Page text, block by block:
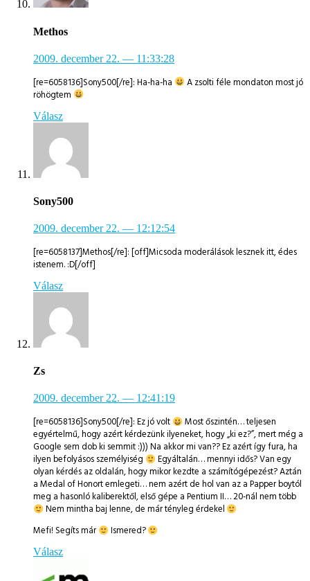
Methos
2009. december 22. — 11:33:28
[re=6058136]Sony500[/re]: Ha-ha-ha
A zsolti féle mondaton most jó
röhögtem
Válasz
Sony500
2009. december 22. — 12:12:54
[re=6058137]Methos[/re]: [off]Micsoda moderálások lesznek itt, édes
istenem. :D[/off]
Válasz
Zs
2009. december 22. — 12:41:19
[re=6058136]Sony500[/re]: Ez jó volt
Most őszintén… teljesen
egyértelmű, hogy azért kérdezünk ilyeneket, hogy „ki ez?”, mert még a
Google sem dob ki semmit :))) Na akkor mi van?? Ez azért így fura, ha
ilyen befolyásos személyiség
Egyáltalán… mennyi idős? Van egy
olyan kérdés az oldalán, hogy mikor kezdte a számítógépezést? Aztán
a Medal of Honort emlegeti… nem azért de hol van az a Papper boytól
meg a hasonló kaliberektől, első gépe a Pentium II… 20-nál nem több
Nem mintha baj lenne, de már tényleg érdekel
Mefi! Segíts már
Ismered?
Válasz